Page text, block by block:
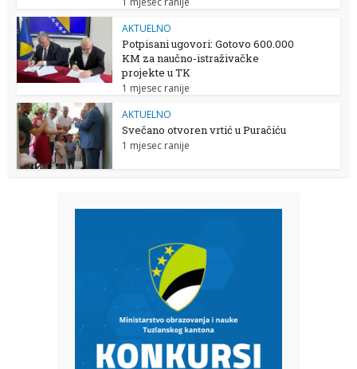
AKTUELNO
Potpisani ugovori: Gotovo 600.000
KM za naučno-istraživačke
projekte u TK
1 mjesec ranije
AKTUELNO
Svečano otvoren vrtić u Puračiću
1 mjesec ranije